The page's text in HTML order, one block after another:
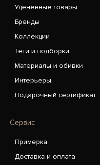
Уценённые товары
Бренды
Коллекции
Теги и подборки
Материалы и обивки
Интерьеры
Подарочный сертификат
Сервис
Примерка
Доставка и оплата